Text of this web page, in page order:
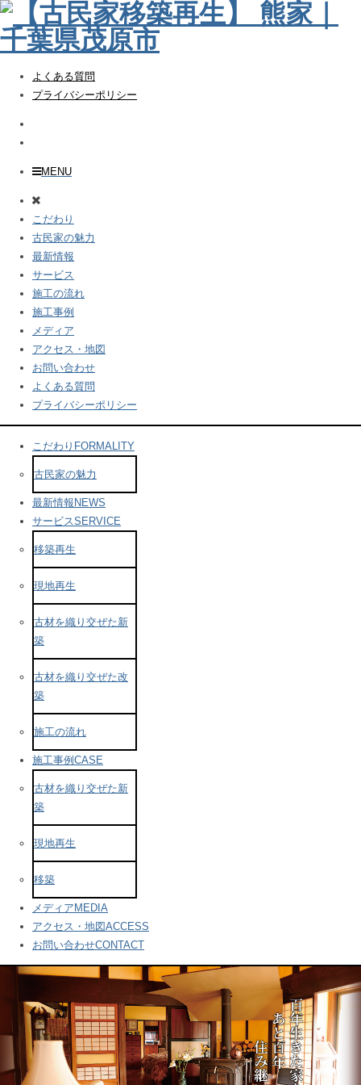
よくある質問
プライバシーポリシー
MENU
こだわり
古民家の魅力
最新情報
サービス
施工の流れ
施工事例
メディア
アクセス・地図
お問い合わせ
よくある質問
プライバシーポリシー
こだわり FORMALITY
古民家の魅力
最新情報NEWS
サービスSERVICE
移築再生
現地再生
古材を織り交ぜた新
築
古材を織り交ぜた改
築
施工の流れ
施工事例CASE
古材を織り交ぜた新
築
現地再生
移築
メディアMEDIA
アクセス・地図ACCESS
お問い合わせCONTACT